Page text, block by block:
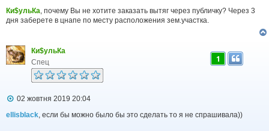
в
і
м
л
е
Ки$ульКа, почему Вы не хотите заказать вытяг через публичку? Через 3
дня заберете в цнапе по месту расположения зем.участка.
Ки$ульКа
Спец
1
П
в
02 жовтня 2019 20:04
ellisblack, если бы можно было бы это сделать то я не спрашивала))